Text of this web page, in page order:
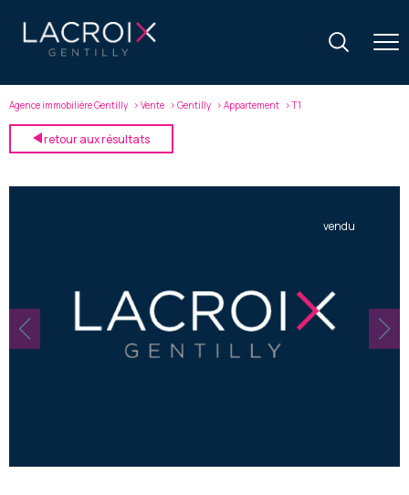
Agence immobilière Gentilly Vente Gentilly Appartement T1
retour aux résultats
vendu